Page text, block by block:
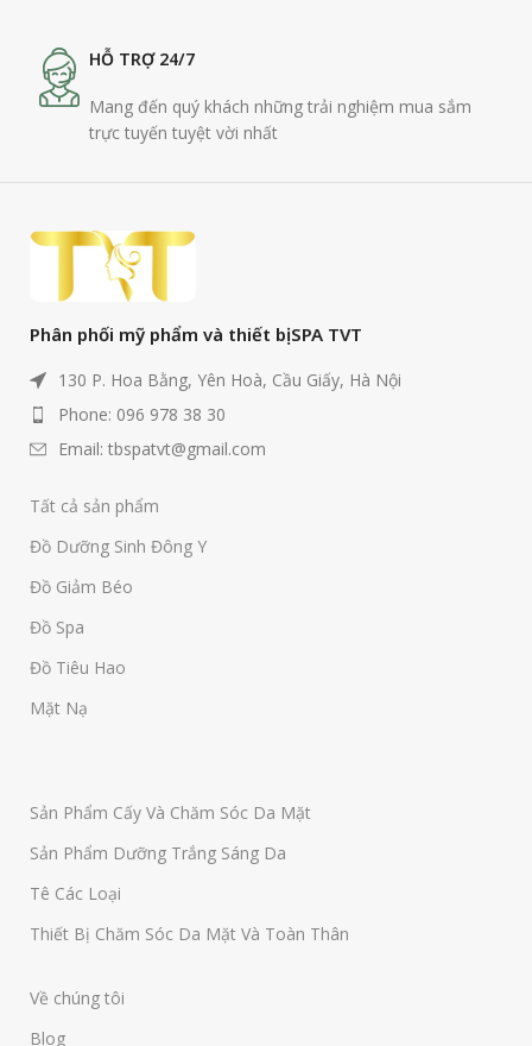
HỖ TRỢ 24/7
Mang đến quý khách những trải nghiệm mua sắm
trực tuyến tuyệt vời nhất
Phân phối mỹ phẩm và thiết bị SPA TVT
130 P. Hoa Bằng, Yên Hoà, Cầu Giấy, Hà Nội
Phone: 096 978 38 30
Email: tbspatvt@gmail.com
Tất cả sản phẩm
Đồ Dưỡng Sinh Đông Y
Đồ Giảm Béo
Đồ Spa
Đồ Tiêu Hao
Mặt Nạ
Sản Phẩm Cấy Và Chăm Sóc Da Mặt
Sản Phẩm Dưỡng Trắng Sáng Da
Tê Các Loại
Thiết Bị Chăm Sóc Da Mặt Và Toàn Thân
Về chúng tôi
Blog